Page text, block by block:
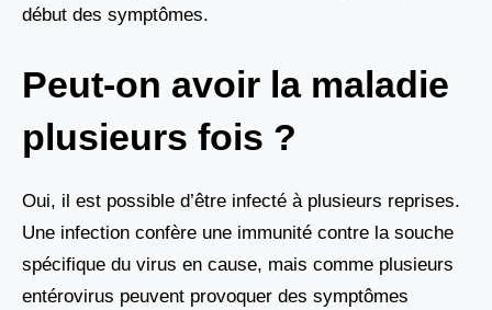
début des symptômes.
Peut-on avoir la maladie
plusieurs fois ?
Oui, il est possible d’être infecté à plusieurs reprises.
Une infection confère une immunité contre la souche
spécifique du virus en cause, mais comme plusieurs
entérovirus peuvent provoquer des symptômes